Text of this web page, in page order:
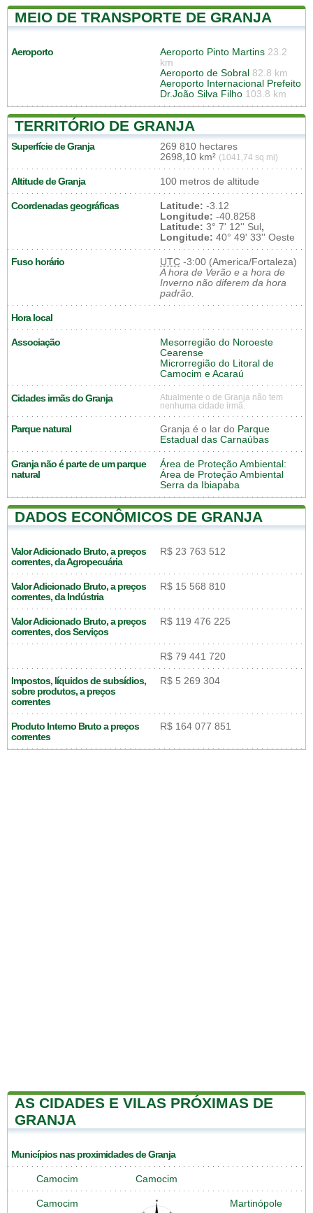
MEIO DE TRANSPORTE DE GRANJA
Aeroporto Aeroporto Pinto Martins 23.2
km
Aeroporto de Sobral 82.8 km
Aeroporto Internacional Prefeito
Dr.João Silva Filho 103.8 km
TERRITÓRIO DE GRANJA
Superfície de Granja
269 810 hectares
2698,10 km² (1041,74 sq mi)
Altitude de Granja 100 metros de altitude
Coordenadas geográficas Latitude: -3.12
Longitude: -40.8258
Latitude: 3° 7' 12'' Sul,
Longitude: 40° 49' 33'' Oeste
Fuso horário UTC -3:00 (America/Fortaleza)
A hora de Verão e a hora de
Inverno não diferem da hora
padrão.
Hora local
Associação
Mesorregião do Noroeste
Cearense
Microrregião do Litoral de
Camocim e Acaraú
Cidades irmãs do Granja
Atualmente o de Granja não tem
nenhuma cidade irmã.
Parque natural Granja é o lar do Parque
Estadual das Carnaúbas
Granja não é parte de um parque
natural
Área de Proteção Ambiental:
Área de Proteção Ambiental
Serra da Ibiapaba
DADOS ECONÔMICOS DE GRANJA
Valor Adicionado Bruto, a preços
correntes, da Agropecuária
R$ 23 763 512
Valor Adicionado Bruto, a preços
correntes, da Indústria
R$ 15 568 810
Valor Adicionado Bruto, a preços
correntes, dos Serviços
R$ 119 476 225
R$ 79 441 720
Impostos, líquidos de subsídios,
sobre produtos, a preços
correntes
R$ 5 269 304
Produto Interno Bruto a preços
correntes
R$ 164 077 851
AS CIDADES E VILAS PRÓXIMAS DE
GRANJA
Municípios nas proximidades de Granja
Camocim Camocim
Camocim Martinópole